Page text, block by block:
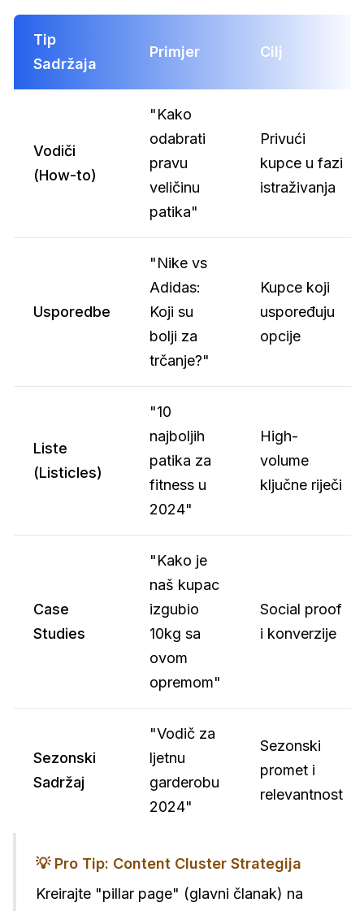
Tip
Sadržaja
Primjer Cilj
Vodiči
(How-to)
"Kako
odabrati
pravu
veličinu
patika"
Privući
kupce u fazi
istraživanja
Usporedbe
"Nike vs
Adidas:
Koji su
bolji za
trčanje?"
Kupce koji
uspoređuju
opcije
Liste
(Listicles)
"10
najboljih
patika za
fitness u
2024"
High-
volume
ključne riječi
Case
Studies
"Kako je
naš kupac
izgubio
10kg sa
ovom
opremom"
Social proof
i konverzije
Sezonski
Sadržaj
"Vodič za
ljetnu
garderobu
2024"
Sezonski
promet i
relevantnost
💡 Pro Tip: Content Cluster Strategija
Kreirajte "pillar page" (glavni članak) na